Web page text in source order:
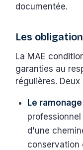
documentée.
Les
La MAE
garanties au
régulières.
Le
d'une
conservation